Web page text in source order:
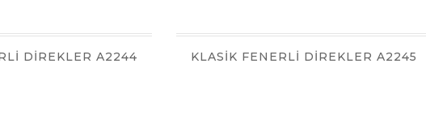
DİREKLER A2244 KLASİK FENERLİ DİREKLER A2245